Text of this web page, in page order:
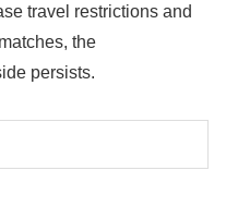
travel restrictions and
the
persists.